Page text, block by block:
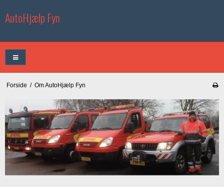
AutoHjælp Fyn
Forside / Om AutoHjælp Fyn